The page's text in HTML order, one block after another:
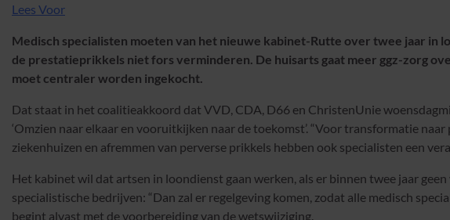
Lees Voor
Medisch specialisten moeten van het nieuwe kabinet-Rutte over twee jaar in
de prestatieprikkels niet fors verminderen. De huisarts gaat meer ggz-zorg
moet centraler worden ingekocht.
Dat staat in het coalitieakkoord dat VVD, CDA, D66 en ChristenUnie
‘Omzien naar elkaar en vooruitkijken naar de toekomst’. “Voor transformatie
ziekenhuizen en afremmen van perverse prikkels hebben ook specialisten een
Het kabinet wil dat artsen in loondienst gaan werken, als er binnen twee jaar
specialistische bedrijven: “Dan zal er regelgeving komen, zodat alle medisch
begint alvast met de voorbereiding van de wetswijziging.